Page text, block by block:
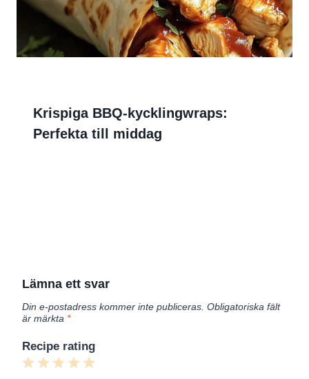
Krispiga BBQ-kycklingwraps:
Perfekta till middag
Lämna ett svar
Din e-postadress kommer inte publiceras. Obligatoriska fält
är märkta *
Recipe rating